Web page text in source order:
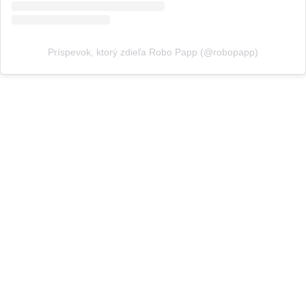
Príspevok, ktorý zdieľa Robo Papp (@robopapp)